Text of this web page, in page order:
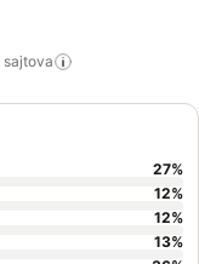
sajtova
27%
12%
12%
13%